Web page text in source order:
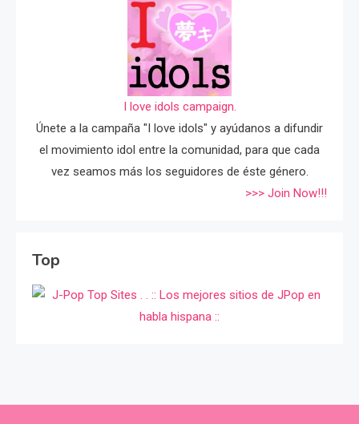
I love idols campaign.
Únete a la campaña "I love idols" y ayúdanos a difundir
el movimiento idol entre la comunidad, para que cada
vez seamos más los seguidores de éste género.
>>> Join Now!!!
Top